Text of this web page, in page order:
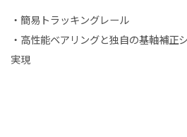
・簡易トラッキングレール
・高性能ベアリングと独自の基軸補正
実現